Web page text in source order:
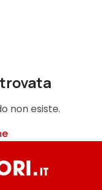
non esiste.